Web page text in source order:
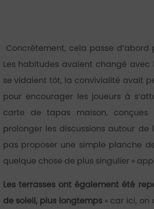
Concrètement, cela passe
Les habitudes avaient changé avec
se vidaient tôt, la convivialité avait
pour encourager les joueurs à
carte de tapas maison,
prolonger les discussions autour de
pas proposer une simple planche
quelque chose de plus singulier »
Les terrasses ont également été
de soleil, plus longtemps« car ici, on